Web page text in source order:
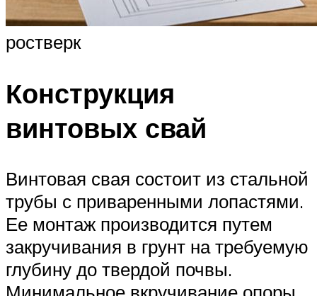
ростверк
Конструкция
винтовых свай
Винтовая свая состоит из стальной
трубы с приваренными лопастями.
Ее монтаж производится путем
закручивания в грунт на требуемую
глубину до твердой почвы.